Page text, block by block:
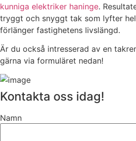
kunniga elektriker haninge.
tryggt och snyggt tak som lyfter
förlänger fastighetens livslängd.
Är du också intresserad av en
gärna via formuläret nedan!
Kontakta oss idag!
Namn